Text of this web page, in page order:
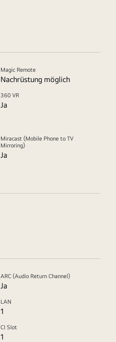
Magic Remote
Nachrüstung möglich
360 VR
Ja
Miracast (Mobile Phone to TV
Mirroring)
Ja
ARC (Audio Return Channel)
Ja
LAN
1
CI Slot
1